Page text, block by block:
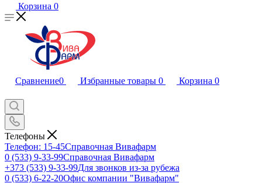
Корзина 0
Сравнение0 Избранные товары 0 Корзина 0
Телефоны
Телефон: 15-45Справочная Вивафарм
0 (533) 9-33-99Справочная Вивафарм
+373 (533) 9-33-99Для звонков из-за рубежа
0 (533) 6-22-20Офис компании "Вивафарм"